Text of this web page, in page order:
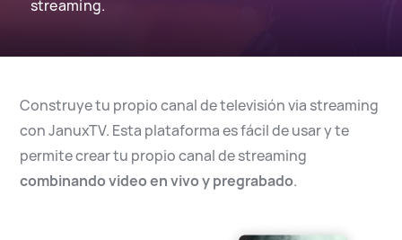
streaming.
Construye tu propio canal de televisión via streaming
con JanuxTV. Esta plataforma es fácil de usar y te
permite crear tu propio canal de streaming
combinando video en vivo y pregrabado.